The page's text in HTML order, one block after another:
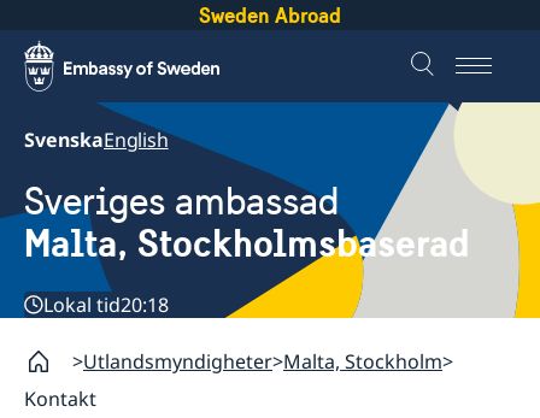
Sweden Abroad
SvenskaEnglish
Sveriges ambassad
Malta, Stockholmsbaserad
Lokal tid20:18
Utlandsmyndigheter Malta, Stockholm
Kontakt